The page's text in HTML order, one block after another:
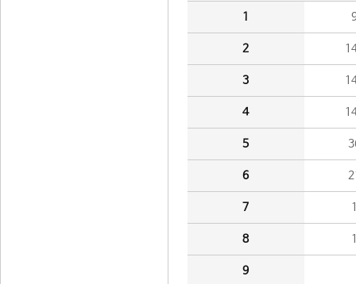
1
2
3
4
5
6
7
8
9